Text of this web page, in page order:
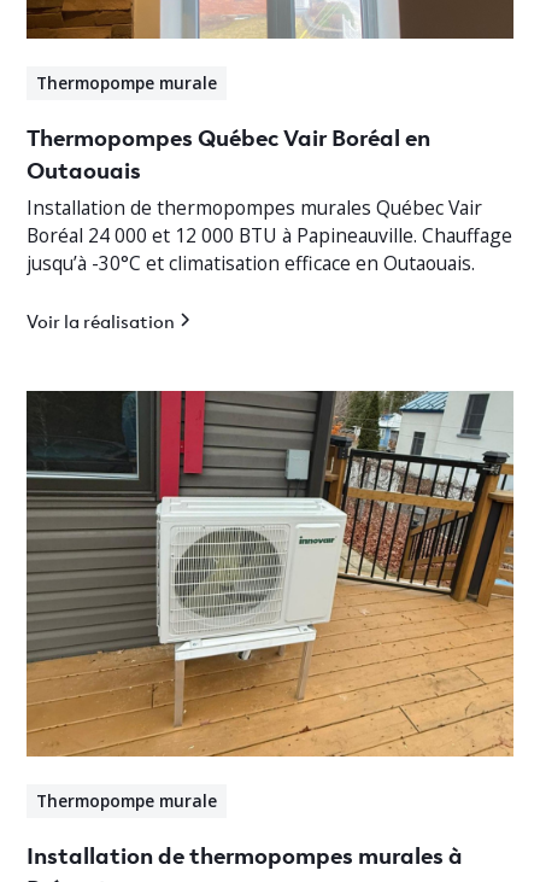
Thermopompe murale
Thermopompes Québec Vair Boréal en
Outaouais
Installation de thermopompes murales Québec Vair
Boréal 24 000 et 12 000 BTU à Papineauville. Chauffage
jusqu’à -30°C et climatisation efficace en Outaouais.
Voir la réalisation
Thermopompe murale
Installation de thermopompes murales à